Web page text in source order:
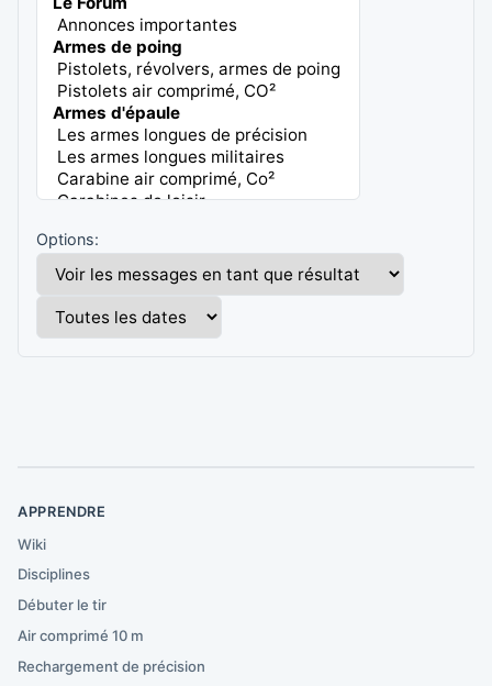
Options:
APPRENDRE
Wiki
Disciplines
Débuter le tir
Air comprimé 10 m
Rechargement de précision